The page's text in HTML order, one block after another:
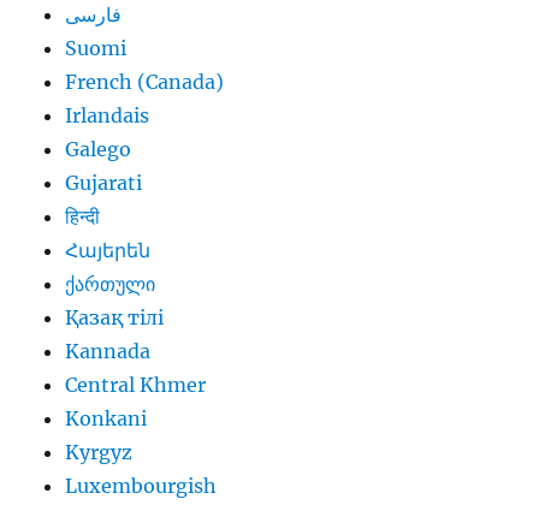
فارسی
Suomi
French (Canada)
Irlandais
Galego
Gujarati
हिन्दी
Հայերեն
ქართული
Қазақ тілі
Kannada
Central Khmer
Konkani
Kyrgyz
Luxembourgish